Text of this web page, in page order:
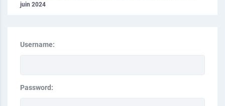
juin 2024
Username:
Password: